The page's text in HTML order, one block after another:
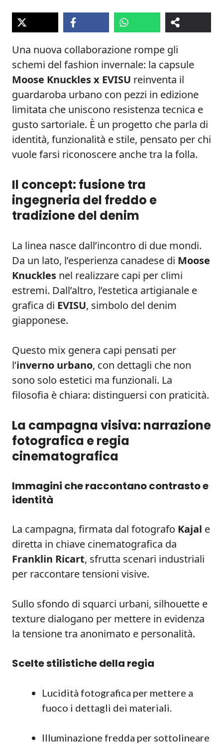
Una nuova collaborazione rompe gli
schemi del fashion invernale: la capsule
Moose Knuckles x EVISU reinventa il
guardaroba urbano con pezzi in edizione
limitata che uniscono resistenza tecnica e
gusto sartoriale. È un progetto che parla di
identità, funzionalità e stile, pensato per chi
vuole farsi riconoscere anche tra la folla.
Il concept: fusione tra
ingegneria del freddo e
tradizione del denim
La linea nasce dall’incontro di due mondi.
Da un lato, l’esperienza canadese di Moose
Knuckles nel realizzare capi per climi
estremi. Dall’altro, l’estetica artigianale e
grafica di EVISU, simbolo del denim
giapponese.
Questo mix genera capi pensati per
l’inverno urbano, con dettagli che non
sono solo estetici ma funzionali. La
filosofia è chiara: distinguersi con praticità.
La campagna visiva: narrazione
fotografica e regia
cinematografica
Immagini che raccontano contrasto e
identità
La campagna, firmata dal fotografo Kajal e
diretta in chiave cinematografica da
Franklin Ricart, sfrutta scenari industriali
per raccontare tensioni visive.
Sullo sfondo di squarci urbani, silhouette e
texture dialogano per mettere in evidenza
la tensione tra anonimato e personalità.
Scelte stilistiche della regia
Lucidità fotografica per mettere a
fuoco i dettagli dei materiali.
Illuminazione fredda per sottolineare